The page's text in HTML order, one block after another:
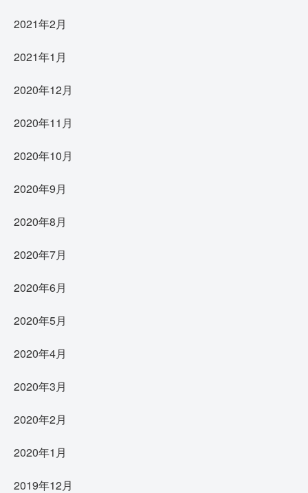
2021年2月
2021年1月
2020年12月
2020年11月
2020年10月
2020年9月
2020年8月
2020年7月
2020年6月
2020年5月
2020年4月
2020年3月
2020年2月
2020年1月
2019年12月